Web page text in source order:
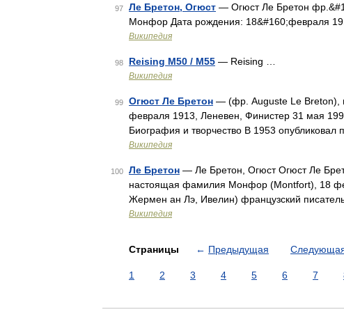
97 Ле Бретон, Огюст — Огюст Ле Бретон
Монфор Дата рождения: 18&#160;февраля
Википедия
98 Reising M50 / M55 — Reising …
Википедия
99 Огюст Ле Бретон — (фр. Auguste Le Breton),
февраля 1913, Леневен, Финистер 31 мая
Биография и творчество В 1953
Википедия
100 Ле Бретон — Ле Бретон, Огюст Огюст Ле
настоящая фамилия Монфор (Montfort), 18
Жермен ан Лэ, Ивелин) французский
Википедия
Страницы ← Предыдущая
1 2 3 4 5 6 7